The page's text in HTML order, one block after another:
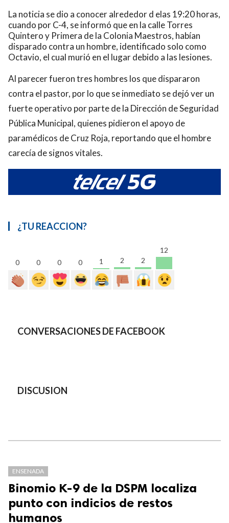
La noticia se dio a conocer alrededor d elas 19:20 horas,
cuando por C-4, se informó que en la calle Torres
Quintero y Primera de la Colonia Maestros, habían
disparado contra un hombre, identificado solo como
Octavio, el cual murió en el lugar debido a las lesiones.
Al parecer fueron tres hombres los que dispararon
contra el pastor, por lo que se inmediato se dejó ver un
fuerte operativo por parte de la Dirección de Seguridad
Pública Municipal, quienes pidieron el apoyo de
paramédicos de Cruz Roja, reportando que el hombre
carecía de signos vitales.
¿TU REACCION?
0 0 0 0 1 2 2
12
CONVERSACIONES DE FACEBOOK
DISCUSION
ENSENADA
Binomio K-9 de la DSPM localiza
punto con indicios de restos
humanos